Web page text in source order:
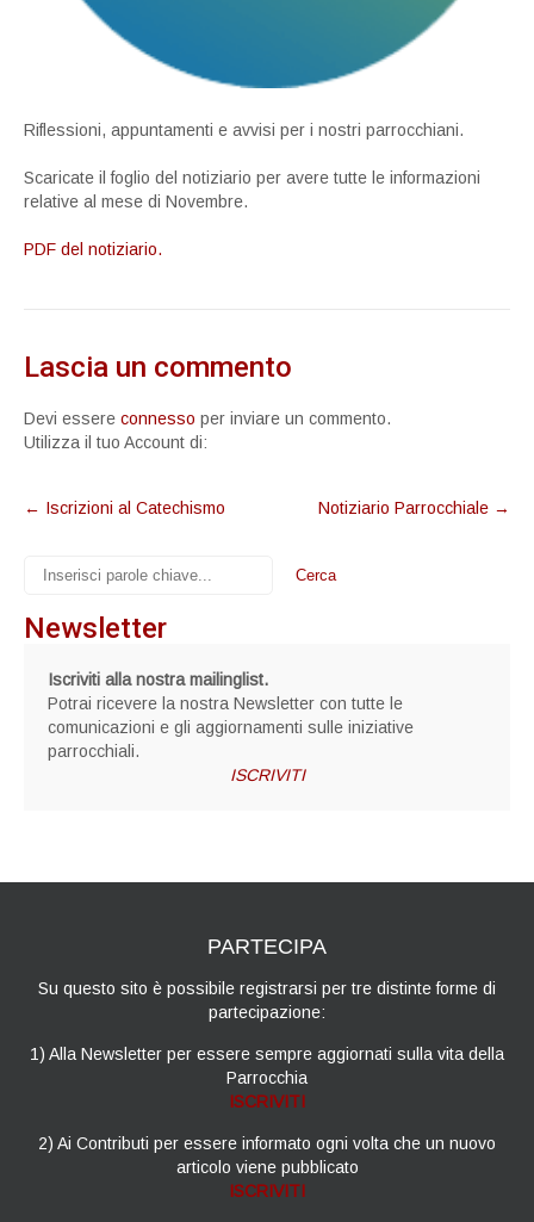
Riflessioni, appuntamenti e avvisi per i nostri parrocchiani.
Scaricate il foglio del notiziario per avere tutte le informazioni
relative al mese di Novembre.
PDF del notiziario.
Lascia un commento
Devi essere connesso per inviare un commento.
Utilizza il tuo Account di:
Post
← Iscrizioni al Catechismo Notiziario Parrocchiale →
Newsletter
Iscriviti alla nostra mailinglist.
Potrai ricevere la nostra Newsletter con tutte le
comunicazioni e gli aggiornamenti sulle iniziative
parrocchiali.
ISCRIVITI
PARTECIPA
Su questo sito è possibile registrarsi per tre distinte forme di
partecipazione:
1) Alla Newsletter per essere sempre aggiornati sulla vita della
Parrocchia
ISCRIVITI
2) Ai Contributi per essere informato ogni volta che un nuovo
articolo viene pubblicato
ISCRIVITI